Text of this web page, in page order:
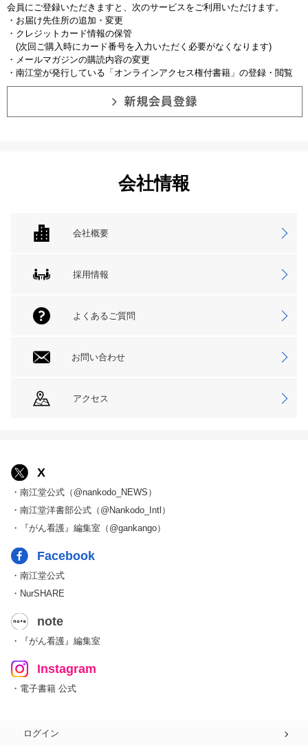
会員にご登録いただきますと、次のサービスをご利用いただけます。
・お届け先住所の追加・変更
・クレジットカード情報の保管
(次回ご購入時にカード番号を入力いただく必要がなくなります)
・メールマガジンの購読内容の変更
・南江堂が発行している「オンラインアクセス権付書籍」の登録・閲覧
会社情報
会社概要
採用情報
よくあるご質問
お問い合わせ
アクセス
X
・南江堂公式（@nankodo_NEWS）
・南江堂洋書部公式（@Nankodo_Intl）
・『がん看護』編集室（@gankango）
Facebook
・南江堂公式
・NurSHARE
note
・『がん看護』編集室
Instagram
・電子書籍 公式
ログイン